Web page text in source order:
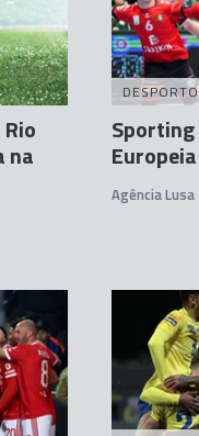
na
DESPORTO
Sporting
Agência Lusa